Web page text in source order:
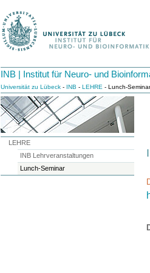
INB | Institut für Neuro- und
Universität zu Lübeck - INB - LEHRE - Lunch-Seminar
LEHRE
INB Lehrveranstaltungen
Lunch-Seminar